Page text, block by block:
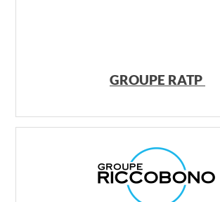
GROUPE RATP